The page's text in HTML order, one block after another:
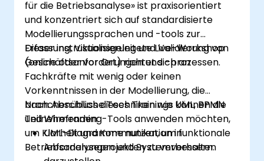
für die Betriebsanalyse» ist praxisorientiert
und konzentriert sich auf standardisierte
Modellierungssprachen und -tools zur
Erfassung, Visualisierung und Validierung von
Geschäftsanforderungen und -prozessen.
Dieser instruktionsgeleitete Live-Workshop
(online oder vor Ort) richtet sich an
Fachkräfte mit wenig oder keinen
Vorkenntnissen in der Modellierung, die
branchenübliche Techniken wie UML, BPMN
und Wireframing-Tools anwenden möchten,
um Klarheit und Kommunikation in
Betriebsanalyseprojekten zu verbessern.
Nach Abschluss dieses Trainings können die
Teilnehmenden:
UML-Diagramme nutzen, um funktionale
Anforderungen und Systemverhalten